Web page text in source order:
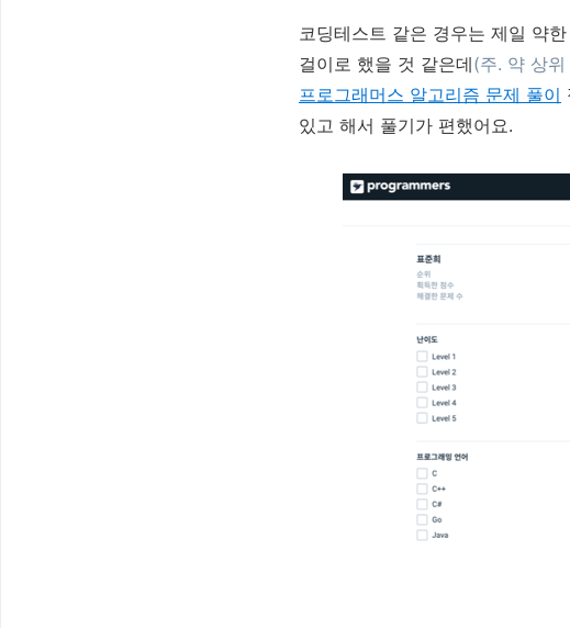
코딩테스트 같은 경우는 제일 약
걸이로 했을 것 같은데(주. 약 상
프로그래머스 알고리즘 문제 풀이
있고 해서 풀기가 편했어요.